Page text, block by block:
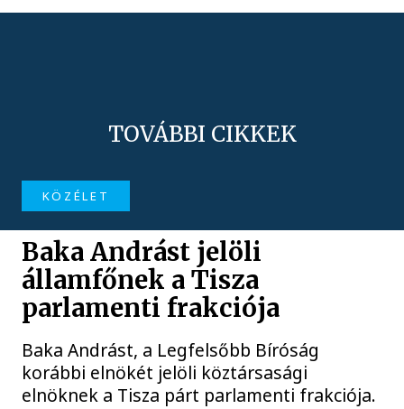
TOVÁBBI CIKKEK
KÖZÉLET
Baka Andrást jelöli
államfőnek a Tisza
parlamenti frakciója
Baka Andrást, a Legfelsőbb Bíróság
korábbi elnökét jelöli köztársasági
elnöknek a Tisza párt parlamenti frakciója.